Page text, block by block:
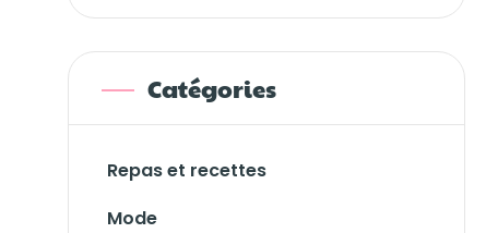
Catégories
Repas et recettes
Mode